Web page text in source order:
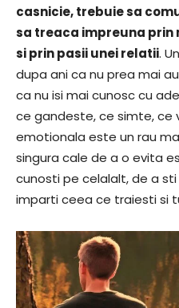
casnicie, trebuie sa
sa treaca impreuna prin
si prin pasii unei relatii.
dupa ani ca nu prea mai
ca nu isi mai cunosc cu
ce gandeste, ce simte, ce
emotionala este un rau
singura cale de a o evita
cunosti pe celalalt, de a
imparti ceea ce traiesti si